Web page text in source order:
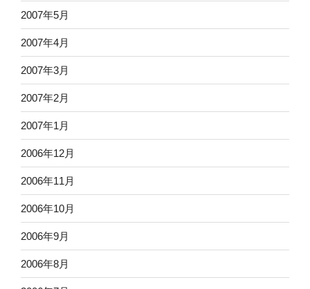
2007年5月
2007年4月
2007年3月
2007年2月
2007年1月
2006年12月
2006年11月
2006年10月
2006年9月
2006年8月